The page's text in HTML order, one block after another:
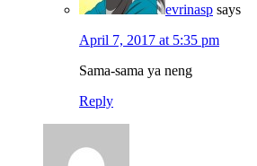
evrinasp says
April 7, 2017 at 5:35 pm
Sama-sama ya neng
Reply